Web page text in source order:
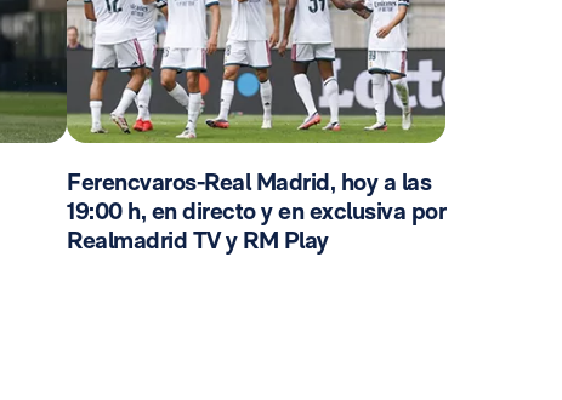
Ferencvaros-Real Madrid, hoy a las
19:00 h, en directo y en exclusiva por
Realmadrid TV y RM Play